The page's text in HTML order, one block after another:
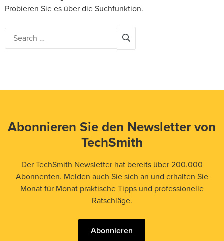
Probieren Sie es über die Suchfunktion.
Abonnieren Sie den Newsletter von
TechSmith
Der TechSmith Newsletter hat bereits über 200.000
Abonnenten. Melden auch Sie sich an und erhalten Sie
Monat für Monat praktische Tipps und professionelle
Ratschläge.
Abonnieren